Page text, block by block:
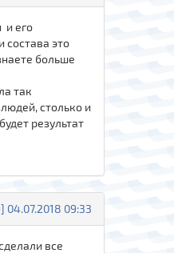
и его
состава это
больше
так
столько и
результат
04.07.2018 09:33
все